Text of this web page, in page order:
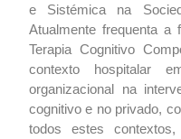
e Sistémica na
Atualmente frequenta a
Terapia Cognitivo
contexto hospitalar
organizacional na
cognitivo e no privado,
todos estes